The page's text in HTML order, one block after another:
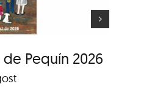
Pequín 2026